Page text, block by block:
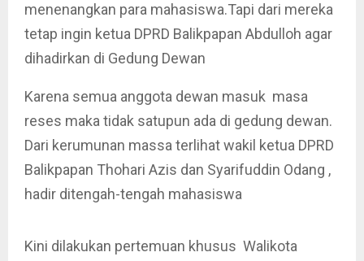
menenangkan para mahasiswa.Tapi dari mereka
tetap ingin ketua DPRD Balikpapan Abdulloh agar
dihadirkan di Gedung Dewan
Karena semua anggota dewan masuk masa
reses maka tidak satupun ada di gedung dewan.
Dari kerumunan massa terlihat wakil ketua DPRD
Balikpapan Thohari Azis dan Syarifuddin Odang ,
hadir ditengah-tengah mahasiswa
Kini dilakukan pertemuan khusus Walikota